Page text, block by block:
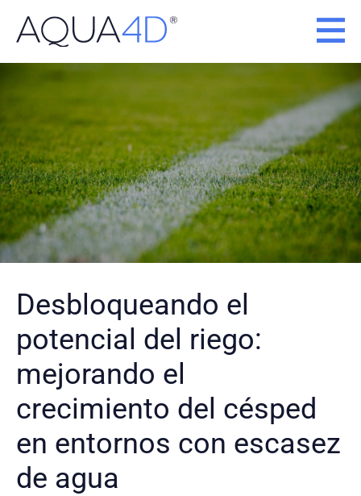
contenido
Desbloqueando el
potencial del riego:
mejorando el
crecimiento del césped
en entornos con escasez
de agua